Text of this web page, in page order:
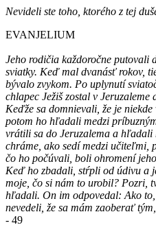
Nevideli ste toho, ktorého z tej
EVANJELIUM
Jeho rodičia každoročne putovali
sviatky. Keď mal dvanásť rokov,
bývalo zvykom. Po uplynutí
chlapec Ježiš zostal v
Keďže sa domnievali, že je niekde
potom ho hľadali medzi
vrátili sa do Jeruzalema a
chráme, ako sedí medzi učiteľmi,
čo ho počúvali, boli ohromení
Keď ho zbadali, stŕpli od údivu a
moje, čo si nám to urobil? Pozri,
hľadali. On im odpovedal: Ako
nevedeli, že sa mám zaoberať
- 49